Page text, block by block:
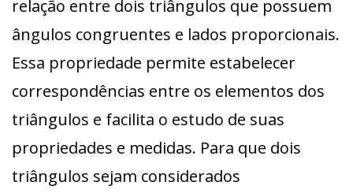
relação entre dois triângulos que possuem
ângulos congruentes e lados proporcionais.
Essa propriedade permite estabelecer
correspondências entre os elementos dos
triângulos e facilita o estudo de suas
propriedades e medidas. Para que dois
triângulos sejam considerados